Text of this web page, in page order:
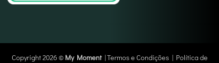
Copyright 2026 © My Moment|Termos e Condições | Política de